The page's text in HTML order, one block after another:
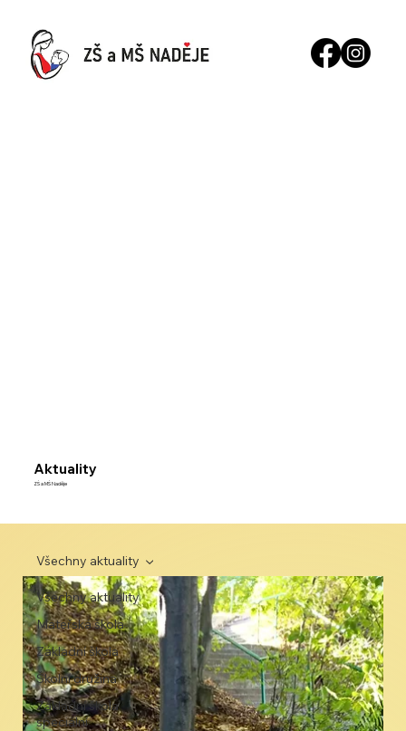
Aktuality
ZŠ a MŠ Naděje
Všechny aktuality
Mateřská škola
Základní škola
Školní družina
Základní škola
speciální
Všechny aktuality